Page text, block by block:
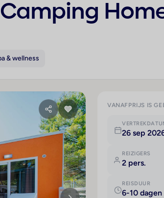
& wellness
VANAFPRIJS IS
26 sep
REIZIGERS
2 pers.
REISDUUR
6-10 dagen